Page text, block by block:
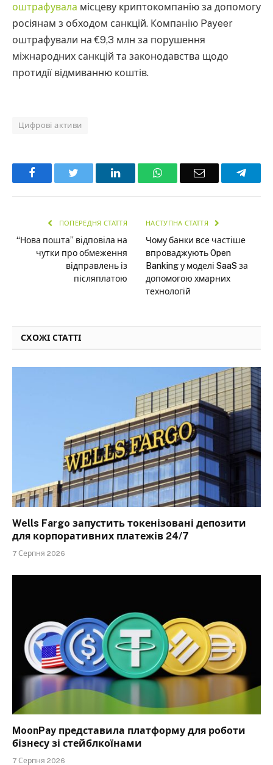
оштрафувала місцеву криптокомпанію за допомогу
росіянам з обходом санкцій. Компанію Payeer
оштрафували на €9,3 млн за порушення
міжнародних санкцій та законодавства щодо
протидії відмиванню коштів.
Цифрові активи
Facebook LinkedInWhatsAppEmail
ПОПЕРЕДНЯ СТАТТЯ
“Нова пошта” відповіла на
чутки про обмеження
відправлень із
післяплатою
НАСТУПНА СТАТТЯ
Чому банки все частіше
впроваджують Open
Banking у моделі SaaS за
допомогою хмарних
технологій
СХОЖІ СТАТТІ
Wells Fargo запустить токенізовані депозити
для корпоративних платежів 24/7
7 Серпня 2026
MoonPay представила платформу для роботи
бізнесу зі стейблкоїнами
7 Серпня 2026